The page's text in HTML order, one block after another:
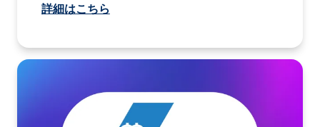
詳細はこちら